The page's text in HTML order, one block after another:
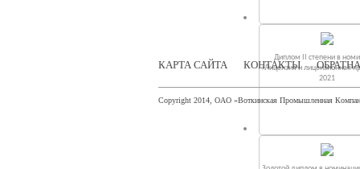
Диплом II степени в
«Лицензия и лицензионная
2021
КАРТА САЙТА КОНТАКТЫ
Copyright 2014, ОАО «Воткинская Промышленная